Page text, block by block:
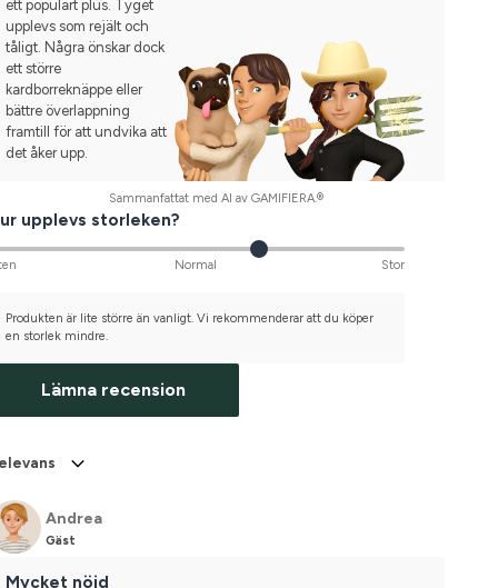
ett populärt plus. Tyget
upplevs som rejält och
tåligt. Några önskar dock
ett större
kardborreknäppe eller
bättre överlappning
framtill för att undvika att
det åker upp.
Sammanfattat med AI av GAMIFIERA.®
upplevs storleken?
Normal Stor
Produkten är lite större än vanligt. Vi rekommenderar att du köper
en storlek mindre.
Lämna recension
Andrea
Gäst
Mycket nöjd